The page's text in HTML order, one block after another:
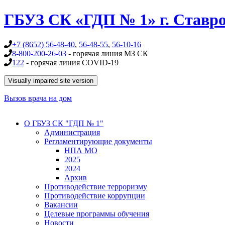
Перейти к основному содержанию
ГБУЗ СК «ГДП № 1» г.
+7 (8652) 56-48-40, 56-48-55, 56-10-16
8-800-200-26-03 - горячая линия МЗ СК
122 - горячая линия COVID-19
Вызов врача на дом
О ГБУЗ СК "ГДП № 1"
Администрация
Регламентирующие документы
НПА МО
2025
2024
Архив
Противодействие терроризму
Противодействие коррупции
Вакансии
Целевые программы обучения
Новости